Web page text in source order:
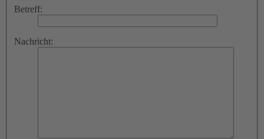
Betreff:
Nachricht: